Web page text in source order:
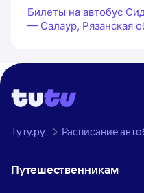
Билеты на автобус
— Салаур, Рязанская
Туту.ру Расписание
Путешественникам